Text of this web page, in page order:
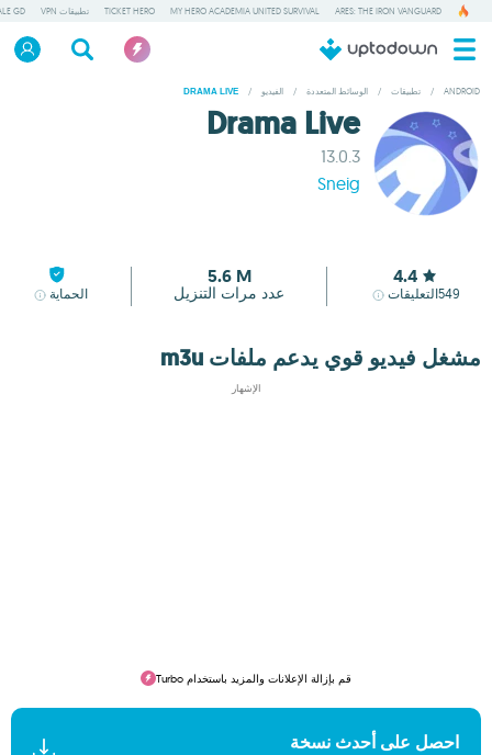
ARES: THE IRON VANGUARD
MY HERO ACADEMIA UNITED SURVIVAL
TICKET HERO تطبيقات VPN GD
ANDROID
/ تطبيقات / الوسائط المتعددة / الفيديو /
DRAMA LIVE
Drama Live
13.0.3
Sneig
4.4
549التعليقات
5.6 M
عدد مرات التنزيل الحماية
مشغل فيديو قوي يدعم ملفات m3u
الإشهار
قم بإزالة الإعلانات والمزيد باستخدام Turbo
احصل على أحدث نسخة